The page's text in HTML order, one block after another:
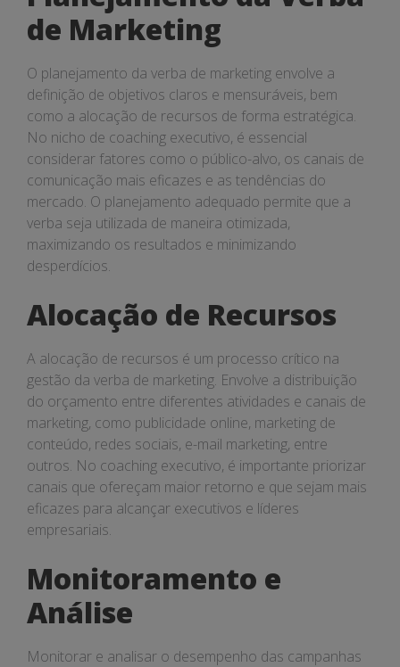
de Marketing
O planejamento da verba de marketing envolve a
definição de objetivos claros e mensuráveis, bem
como a alocação de recursos de forma estratégica.
No nicho de coaching executivo, é essencial
considerar fatores como o público-alvo, os canais de
comunicação mais eficazes e as tendências do
mercado. O planejamento adequado permite que a
verba seja utilizada de maneira otimizada,
maximizando os resultados e minimizando
desperdícios.
Alocação de Recursos
A alocação de recursos é um processo crítico na
gestão da verba de marketing. Envolve a distribuição
do orçamento entre diferentes atividades e canais de
marketing, como publicidade online, marketing de
conteúdo, redes sociais, e-mail marketing, entre
outros. No coaching executivo, é importante priorizar
canais que ofereçam maior retorno e que sejam mais
eficazes para alcançar executivos e líderes
empresariais.
Monitoramento e
Análise
Monitorar e analisar o desempenho das campanhas